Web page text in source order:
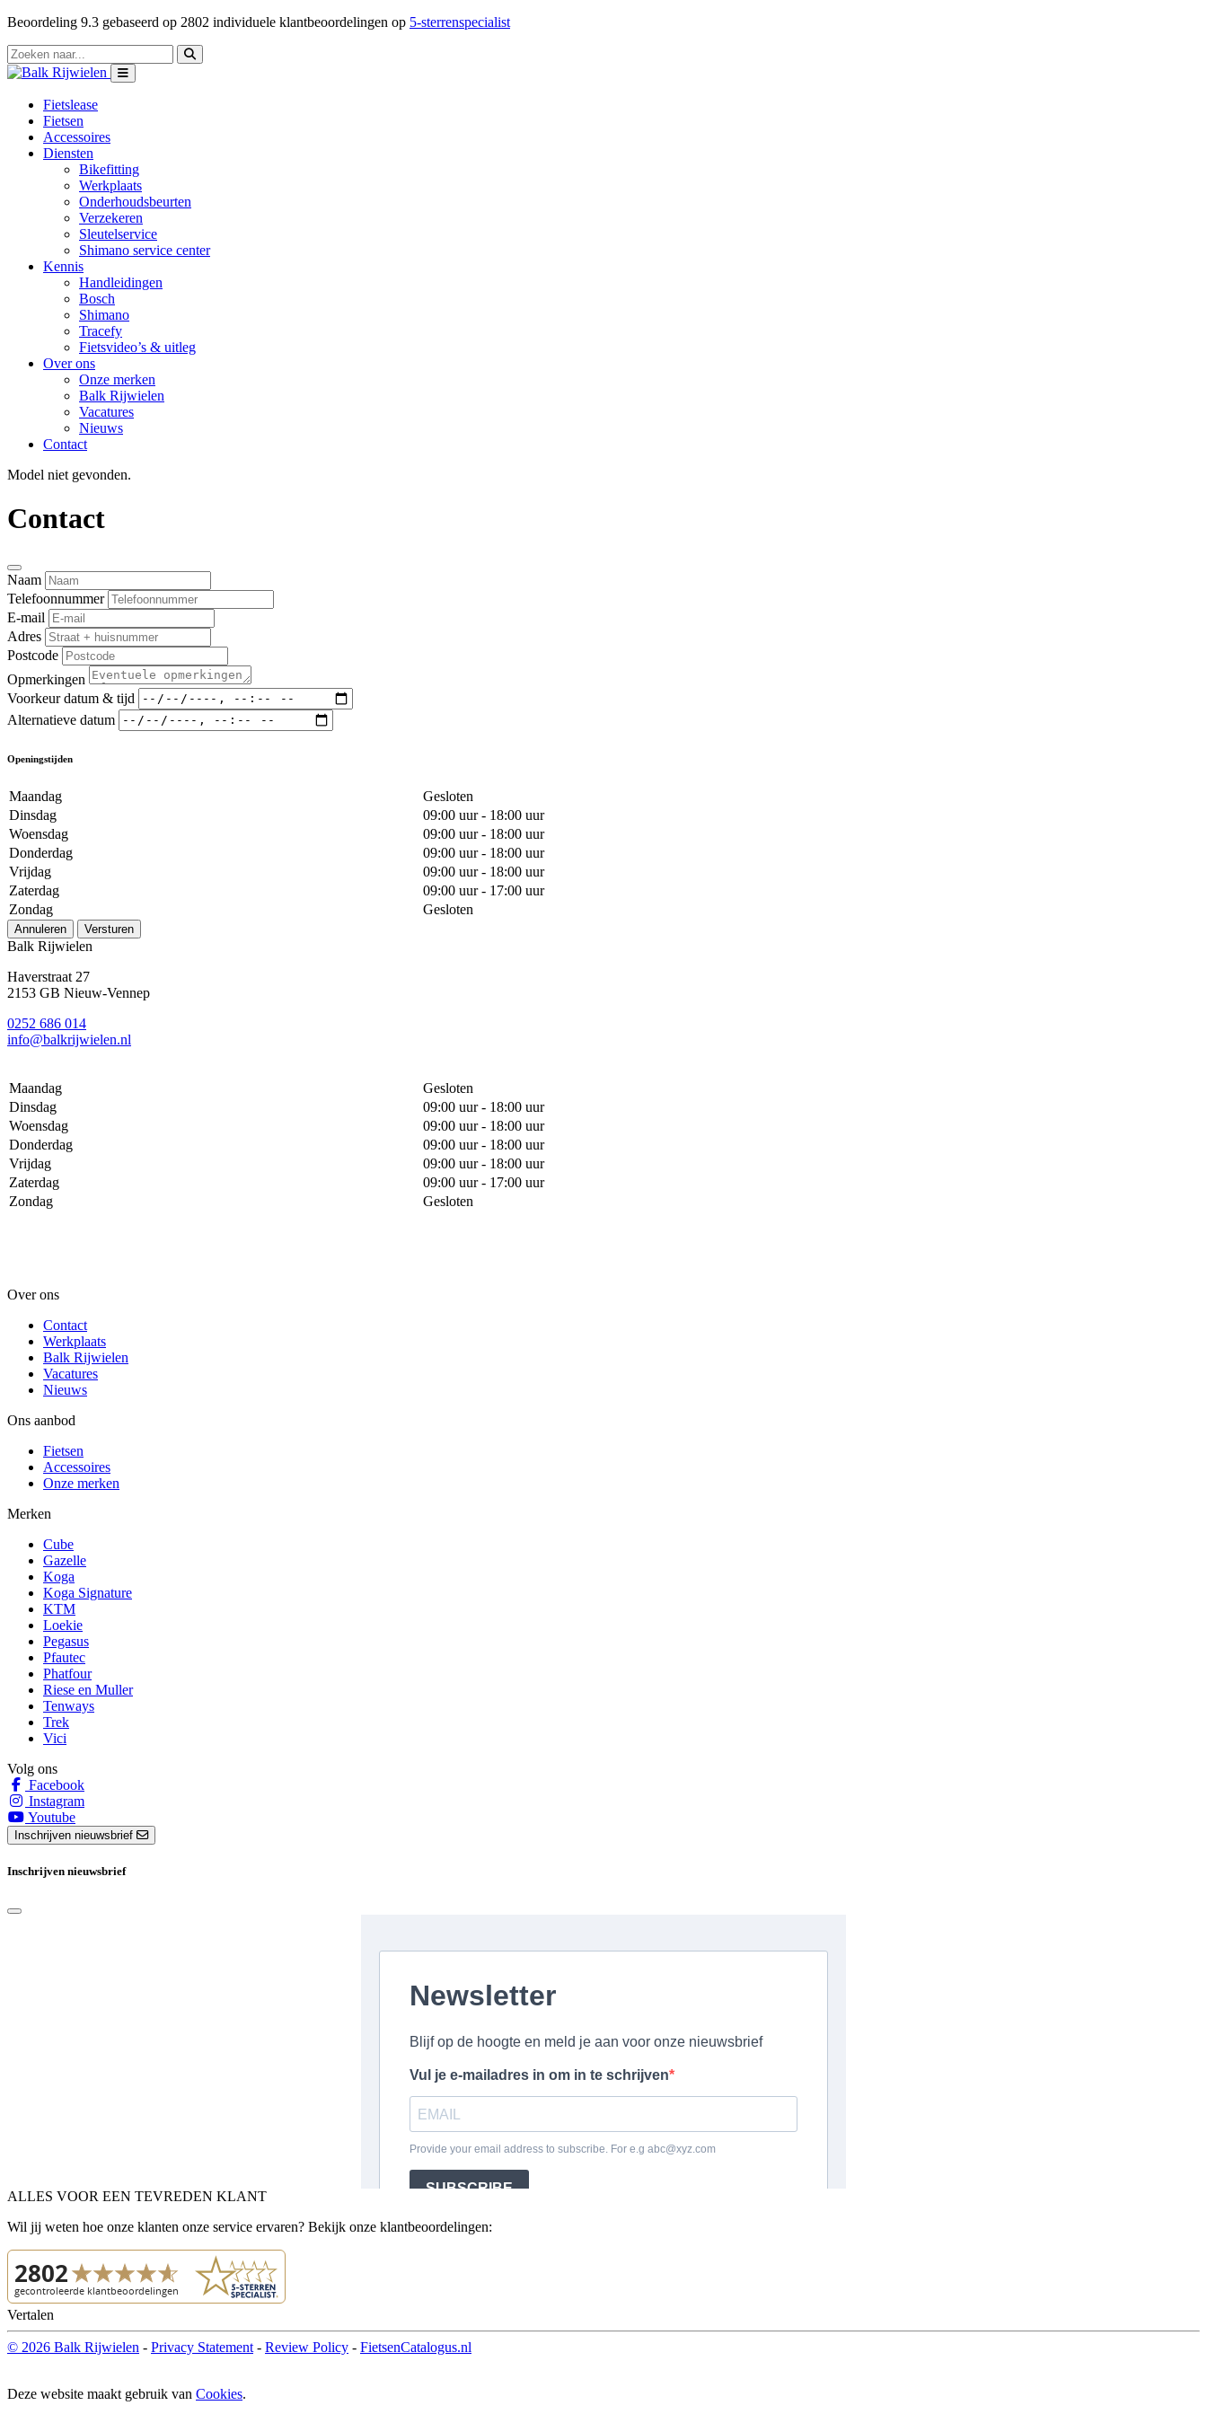
Beoordeling 9.3 gebaseerd op 2802 individuele klantbeoordelingen op 5-sterrenspecialist
Fietslease
Fietsen
Accessoires
Diensten
Bikefitting
Werkplaats
Onderhoudsbeurten
Verzekeren
Sleutelservice
Shimano service center
Kennis
Handleidingen
Bosch
Shimano
Tracefy
Fietsvideo’s & uitleg
Over ons
Onze merken
Balk Rijwielen
Vacatures
Nieuws
Contact
Model niet gevonden.
Contact
Naam
Telefoonnummer
E-mail
Adres
Postcode
Opmerkingen
Voorkeur datum & tijd
Alternatieve datum
Openingstijden
Maandag
Gesloten
Dinsdag
09:00 uur - 18:00 uur
Woensdag
09:00 uur - 18:00 uur
Donderdag
09:00 uur - 18:00 uur
Vrijdag
09:00 uur - 18:00 uur
Zaterdag
09:00 uur - 17:00 uur
Zondag
Gesloten
Annuleren Versturen
Balk Rijwielen
Haverstraat 27
2153 GB Nieuw-Vennep
0252 686 014
info@balkrijwielen.nl
Maandag
Gesloten
Dinsdag
09:00 uur - 18:00 uur
Woensdag
09:00 uur - 18:00 uur
Donderdag
09:00 uur - 18:00 uur
Vrijdag
09:00 uur - 18:00 uur
Zaterdag
09:00 uur - 17:00 uur
Zondag
Gesloten
Over ons
Contact
Werkplaats
Balk Rijwielen
Vacatures
Nieuws
Ons aanbod
Fietsen
Accessoires
Onze merken
Merken
Cube
Gazelle
Koga
Koga Signature
KTM
Loekie
Pegasus
Pfautec
Phatfour
Riese en Muller
Tenways
Trek
Vici
Volg ons
Facebook
Instagram
Youtube
Inschrijven nieuwsbrief
Inschrijven nieuwsbrief
ALLES VOOR EEN TEVREDEN KLANT
Wil jij weten hoe onze klanten onze service ervaren? Bekijk onze klantbeoordelingen:
Vertalen
© 2026 Balk Rijwielen - Privacy Statement - Review Policy - FietsenCatalogus.nl
Deze website maakt gebruik van Cookies.